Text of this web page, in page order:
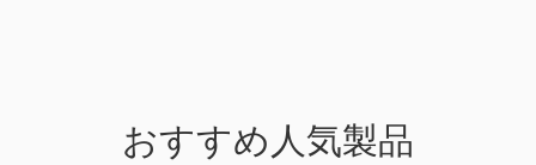
おすすめ人気製品